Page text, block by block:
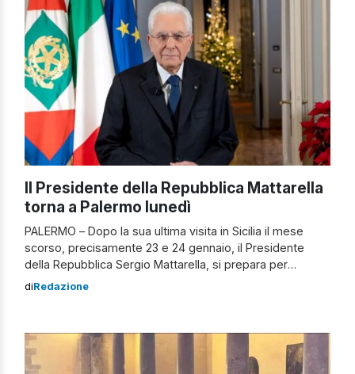
accolto […]
Il Presidente della Repubblica Mattarella
torna a Palermo lunedì
PALERMO – Dopo la sua ultima visita in Sicilia il mese
scorso, precisamente 23 e 24 gennaio, il Presidente
della Repubblica Sergio Mattarella, si prepara per
ritornare a Palermo il prossimo lunedì, 23 febbraio 2026.
dell’Isola, a poche […]
diRedazione